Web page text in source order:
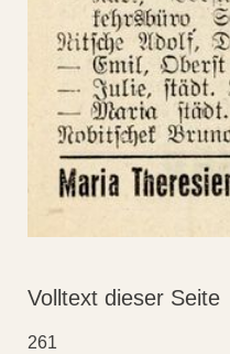
Volltext dieser Seite
261